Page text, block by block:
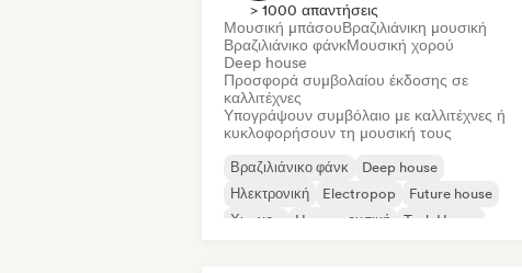
> 1000 απαντήσεις
Μουσική μπάσουΒραζιλιάνικη μουσική
Βραζιλιάνικο φάνκΜουσική χορού
Deep house
Προσφορά συμβολαίου έκδοσης σε
καλλιτέχνες
Υπογράψουν συμβόλαιο με καλλιτέχνες ή
κυκλοφορήσουν τη μουσική τους
Βραζιλιάνικο φάνκ
Deep house
Ηλεκτρονική
Electropop
Future house
Χιπ-χοπ
House μουσική Tech House